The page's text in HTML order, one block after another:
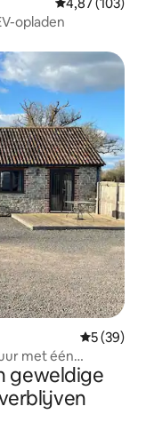
opladen
5 (39)
met één
geweldige